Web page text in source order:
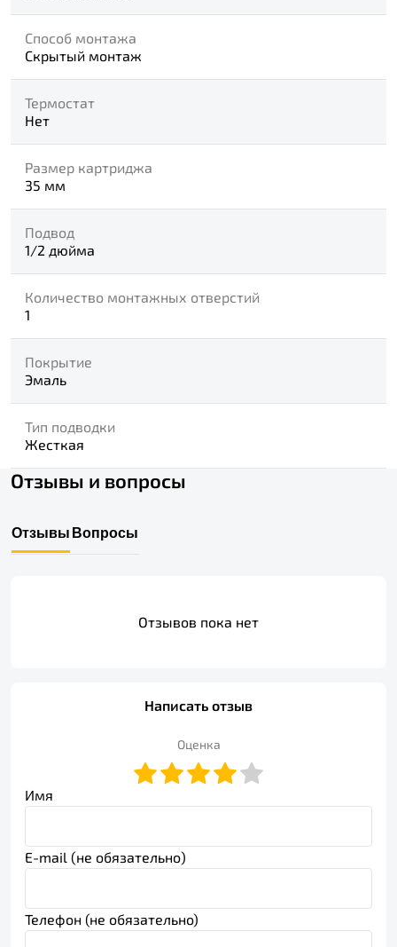
Способ монтажа
Скрытый монтаж
Термостат
Нет
Размер картриджа
35 мм
Подвод
1/2 дюйма
Количество монтажных отверстий
1
Покрытие
Эмаль
Тип подводки
Жесткая
Отзывы и вопросы
Отзывы Вопросы
Отзывов пока нет
Написать отзыв
Оценка
Имя
E-mail (не обязательно)
Телефон (не обязательно)